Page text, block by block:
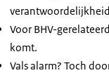
Voor BHV-
komt.
Vals alarm? Toch